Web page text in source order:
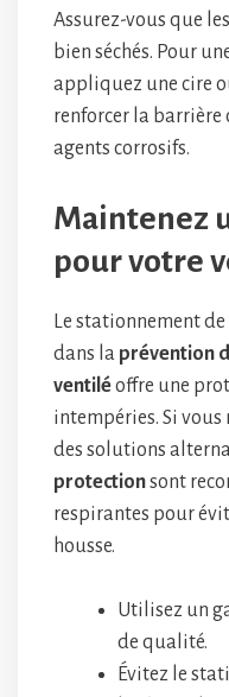
Assurez-vous que
bien séchés. Pour
appliquez une cire
renforcer la barrière
agents corrosifs.
Maintenez
pour votre
Le stationnement
dans la prévention
ventiléoffre une
intempéries. Si vous
des solutions
protectionsont
respirantes pour
housse.
Utilisez un
de qualité.
Évitez le